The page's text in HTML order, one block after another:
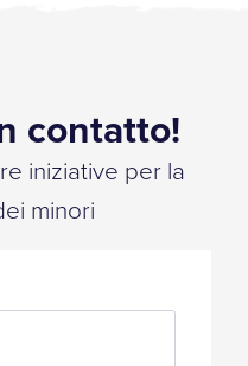
contatto!
iniziative per la
minori